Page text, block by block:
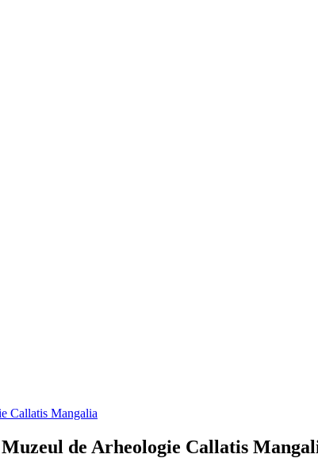
de Arheologie Callatis